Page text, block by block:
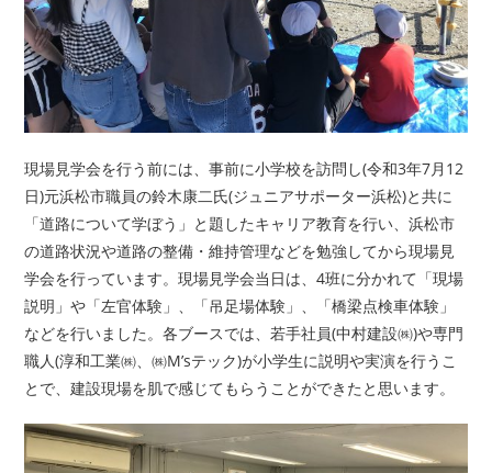
現場見学会を行う前には、事前に小学校を訪問し(令和3年7月12
日)元浜松市職員の鈴木康二氏(ジュニアサポーター浜松)と共に
「道路について学ぼう」と題したキャリア教育を行い、浜松市
の道路状況や道路の整備・維持管理などを勉強してから現場見
学会を行っています。現場見学会当日は、4班に分かれて「現場
説明」や「左官体験」、「吊足場体験」、「橋梁点検車体験」
などを行いました。各ブースでは、若手社員(中村建設㈱)や専門
職人(淳和工業㈱、㈱M’sテック)が小学生に説明や実演を行うこ
とで、建設現場を肌で感じてもらうことができたと思います。